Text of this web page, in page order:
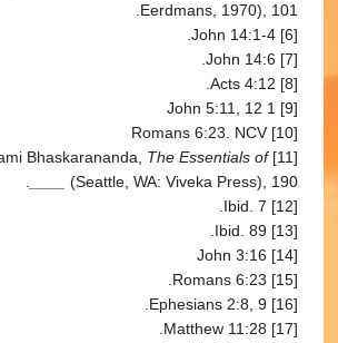
Eerdmans, 1970), 101.
[6] John 14:1-4.
[7] John 14:6.
[8] Acts 4:12.
[9] 1 John 5:11, 12
[10] Romans 6:23. NCV
[11] Cited in, Swami Bhaskarananda,
The Essentials of
____(Seattle, WA: Viveka Press), 190.
[12] Ibid. 7.
[13] Ibid. 89.
[14] John 3:16
[15] Romans 6:23.
[16] Ephesians 2:8, 9.
[17] Matthew 11:28.